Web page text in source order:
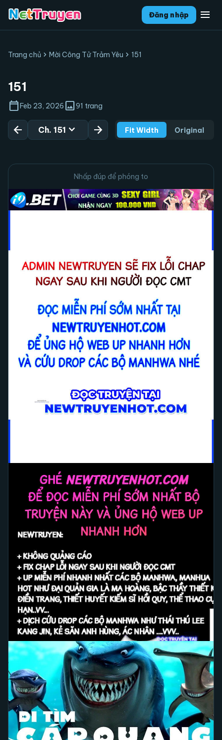
Đăng nhập menu
Trang chủ chevron_right Mời Công Tử Trảm Yêu chevron_right 151
151
calendar_todayFeb 23, 2026 image91 trang
arrow_back Ch. 151 expand_more arrow_forward Fit Width Original
Nhấp đúp để phóng to